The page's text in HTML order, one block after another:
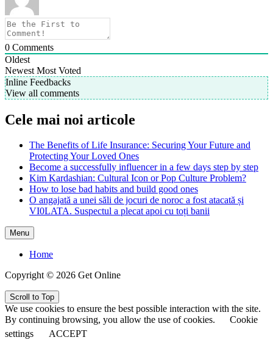
0 Comments
Oldest
Newest Most Voted
Inline Feedbacks
View all comments
Cele mai noi articole
The Benefits of Life Insurance: Securing Your Future and
Protecting Your Loved Ones
Become a successfully influencer in a few days step by step
Kim Kardashian: Cultural Icon or Pop Culture Problem?
How to lose bad habits and build good ones
O angajată a unei săli de jocuri de noroc a fost atacată și
VI0LATA. Suspectul a plecat apoi cu toți banii
Menu
Home
Copyright © 2026 Get Online
Scroll to Top
We use cookies to ensure the best possible interaction with the site.
By continuing browsing, you allow the use of cookies.
Cookie
settings
ACCEPT